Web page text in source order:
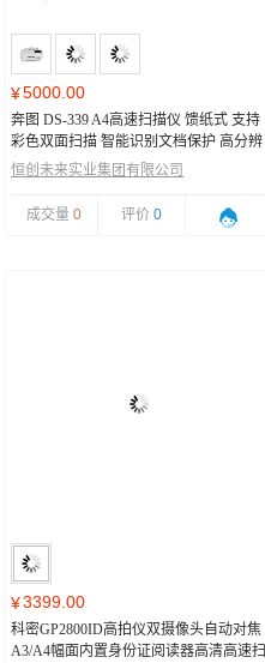
¥5000.00
奔图 DS-339 A4高速扫描仪 馈纸式 支持
彩色双面扫描 智能识别文档保护 高分辨
率图像 支持长文档扫描 50页/分钟
恒创未来实业集团有限公司
成交量 0 评价 0
¥3399.00
科密GP2800ID高拍仪双摄像头自动对焦
A3/A4幅面内置身份证阅读器高清高速扫